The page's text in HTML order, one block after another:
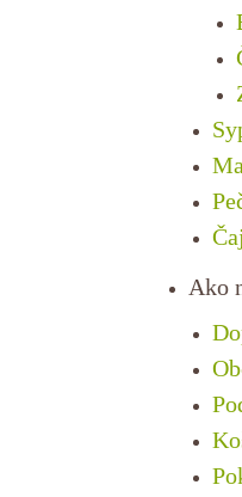
Ako